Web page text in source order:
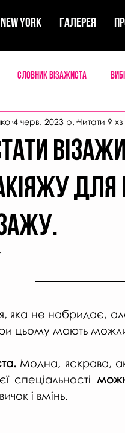
New York ГАЛЕРЕЯ
Словник візажиста
мейкап Мандри візажиста
для
4 черв. 2023 р. Читати 9 хв
яка не набридає,
цьому мають
Модна, яскрава,
спеціальності
і вмінь.